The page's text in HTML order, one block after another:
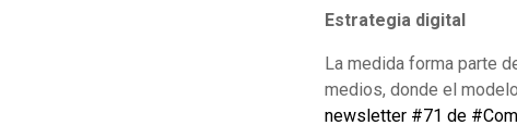
Estrategia digital
La medida forma parte
medios, donde el
newsletter #71 de